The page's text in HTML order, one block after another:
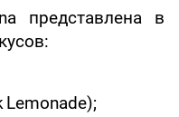
представлена в
Lemonade);